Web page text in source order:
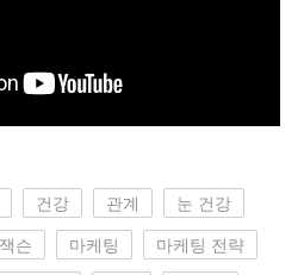
건강 관계
눈 건강
슨 마케팅
마케팅 전략